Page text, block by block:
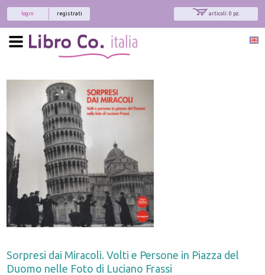
articoli: 0 pz.
registrati
login
Sorpresi dai Miracoli. Volti e Persone in Piazza del
Duomo nelle Foto di Luciano Frassi